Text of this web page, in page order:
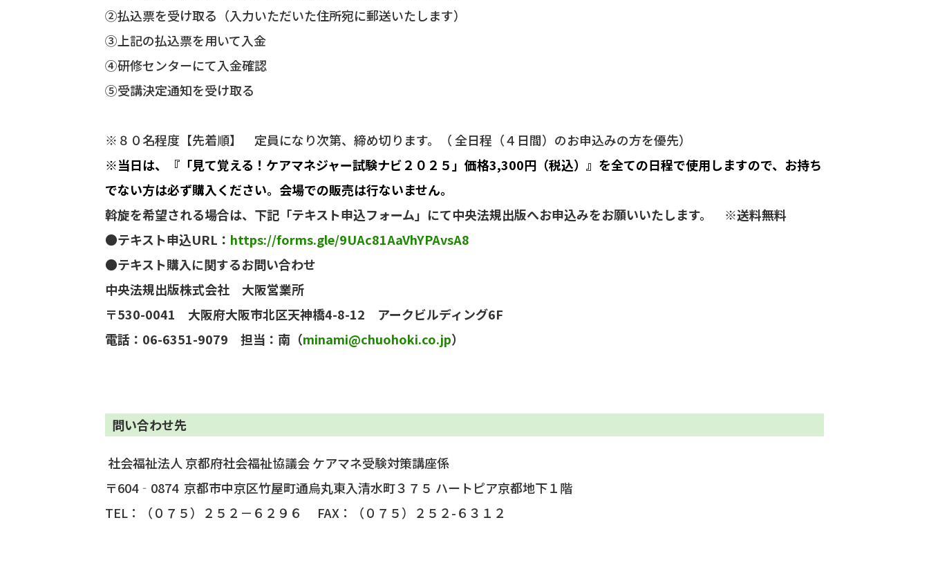
②払込票を受け取る（入力いただいた住所宛に郵送いたします）
③上記の払込票を用いて入金
④研修センターにて入金確認
⑤受講決定通知を受け取る
※８０名程度【先着順】 定員になり次第、締め切ります。（ 全日程（４日間）のお申込みの方を優先）
※当日は、『「見て覚える！ケアマネジャー試験ナビ２０２５」価格3,300円（税込）』を全ての日程で使用しますので、お持ち
でない方は必ず購入ください。会場での販売は行ないません。
斡旋を希望される場合は、下記「テキスト申込フォーム」にて中央法規出版へお申込みをお願いいたします。 ※送料無料
●テキスト申込URL： https://forms.gle/9UAc81AaVhYPAvsA8
●テキスト購入に関するお問い合わせ
中央法規出版株式会社 大阪営業所
〒530-0041 大阪府大阪市北区天神橋4-8-12 アークビルディング6F
電話：06-6351-9079 担当：南（minami@chuohoki.co.jp）
問い合わせ先
社会福祉法人 京都府社会福祉協議会 ケアマネ受験対策講座係
〒604‐0874 京都市中京区竹屋町通烏丸東入清水町３７５ ハートピア京都地下１階
TEL：（０７５）２５２－６２９６ FAX：（０７５）２５２-６３１２